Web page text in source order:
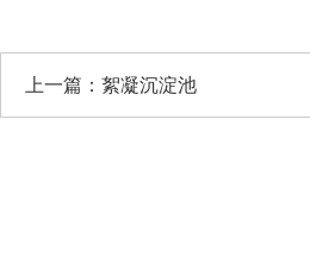
上一篇： 絮凝沉淀池